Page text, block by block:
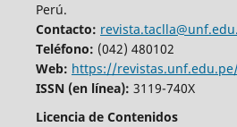
Perú.
Contacto:
Teléfono: (042) 480102
Web: https://
ISSN (en línea): 3119-740X
Licencia de Contenidos